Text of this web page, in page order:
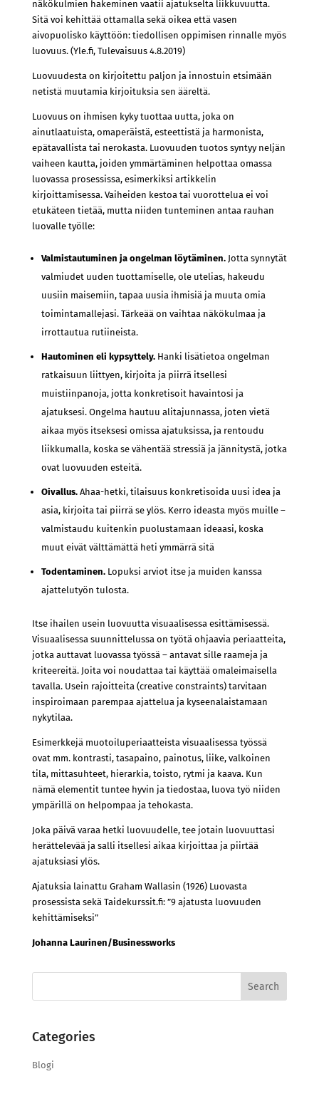
näkökulmien hakeminen vaatii ajatukselta liikkuvuutta.
Sitä voi kehittää ottamalla sekä oikea että vasen
aivopuolisko käyttöön: tiedollisen oppimisen rinnalle myös
luovuus. (Yle.fi, Tulevaisuus 4.8.2019)
Luovuudesta on kirjoitettu paljon ja innostuin etsimään
netistä muutamia kirjoituksia sen ääreltä.
Luovuus on ihmisen kyky tuottaa uutta, joka on
ainutlaatuista, omaperäistä, esteettistä ja harmonista,
epätavallista tai nerokasta. Luovuuden tuotos syntyy neljän
vaiheen kautta, joiden ymmärtäminen helpottaa omassa
luovassa prosessissa, esimerkiksi artikkelin
kirjoittamisessa. Vaiheiden kestoa tai vuorottelua ei voi
etukäteen tietää, mutta niiden tunteminen antaa rauhan
luovalle työlle:
Valmistautuminen ja ongelman löytäminen. Jotta synnytät
valmiudet uuden tuottamiselle, ole utelias, hakeudu
uusiin maisemiin, tapaa uusia ihmisiä ja muuta omia
toimintamallejasi. Tärkeää on vaihtaa näkökulmaa ja
irrottautua rutiineista.
Hautominen eli kypsyttely.Hanki lisätietoa ongelman
ratkaisuun liittyen, kirjoita ja piirrä itsellesi
muistiinpanoja, jotta konkretisoit havaintosi ja
ajatuksesi. Ongelma hautuu alitajunnassa, joten vietä
aikaa myös itseksesi omissa ajatuksissa, ja rentoudu
liikkumalla, koska se vähentää stressiä ja jännitystä, jotka
ovat luovuuden esteitä.
Oivallus.Ahaa-hetki, tilaisuus konkretisoida uusi idea ja
asia, kirjoita tai piirrä se ylös. Kerro ideasta myös muille –
valmistaudu kuitenkin puolustamaan ideaasi, koska
muut eivät välttämättä heti ymmärrä sitä
Todentaminen. Lopuksi arviot itse ja muiden kanssa
ajattelutyön tulosta.
Itse ihailen usein luovuutta visuaalisessa esittämisessä.
Visuaalisessa suunnittelussa on työtä ohjaavia periaatteita,
jotka auttavat luovassa työssä – antavat sille raameja ja
kriteereitä. Joita voi noudattaa tai käyttää omaleimaisella
tavalla. Usein rajoitteita (creative constraints) tarvitaan
inspiroimaan parempaa ajattelua ja kyseenalaistamaan
nykytilaa.
Esimerkkejä muotoiluperiaatteista visuaalisessa työssä
ovat mm. kontrasti, tasapaino, painotus, liike, valkoinen
tila, mittasuhteet, hierarkia, toisto, rytmi ja kaava. Kun
nämä elementit tuntee hyvin ja tiedostaa, luova työ niiden
ympärillä on helpompaa ja tehokasta.
Joka päivä varaa hetki luovuudelle, tee jotain luovuuttasi
herättelevää ja salli itsellesi aikaa kirjoittaa ja piirtää
ajatuksiasi ylös.
Ajatuksia lainattu Graham Wallasin (1926) Luovasta
prosessista sekä Taidekurssit.fi: ”9 ajatusta luovuuden
kehittämiseksi”
Johanna Laurinen/Businessworks
Search
Categories
Blogi